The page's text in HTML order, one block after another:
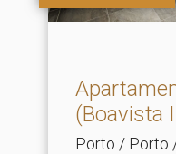
(Boavista
Porto / Porto